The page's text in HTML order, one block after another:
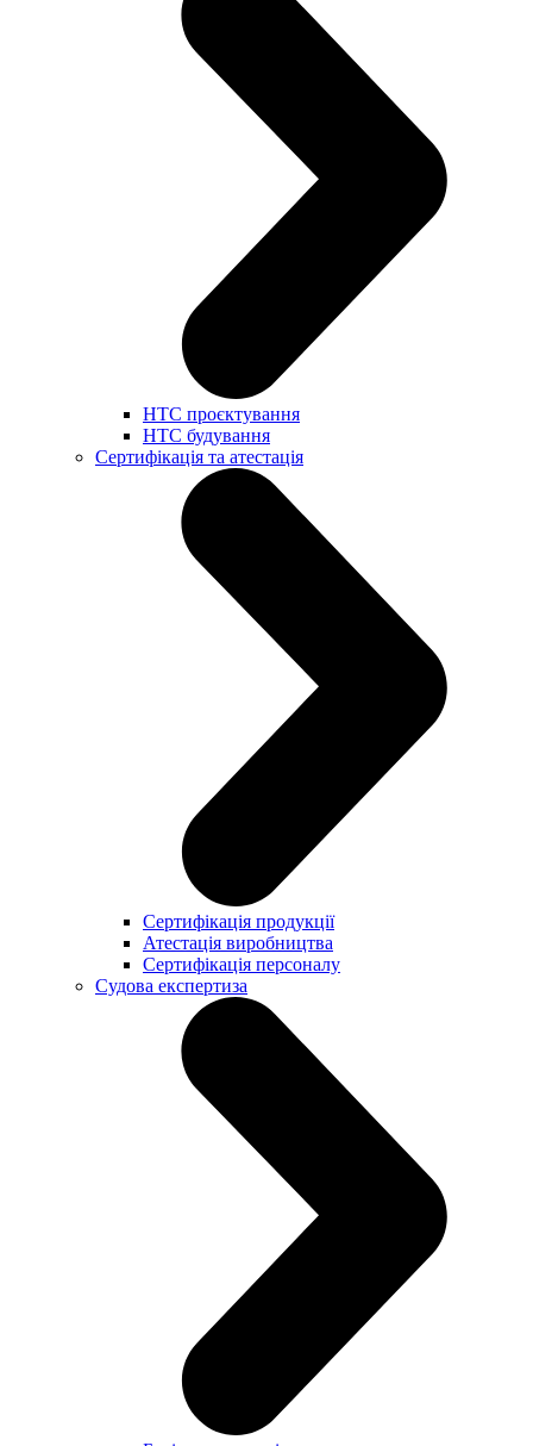
НТС проєктування
НТС будування
Сертифікація та атестація
Сертифікація продукції
Атестація виробництва
Сертифікація персоналу
Судова експертиза